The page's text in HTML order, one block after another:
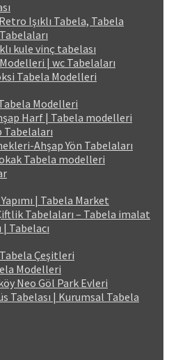
Işıklı Tabela, Tabela
kule vinç tabelası
| wc Tabelaları
Tabela Modelleri
Modelleri
Harf | Tabela modelleri
Tabelaları
Ahşap Yön Tabelaları
Tabela modelleri
| Tabela Market
Tabelaları – Tabela imalat
Tabelacı
Çeşitleri
Modelleri
Neo Göl Park Evleri
Tabelası | Kurumsal Tabela